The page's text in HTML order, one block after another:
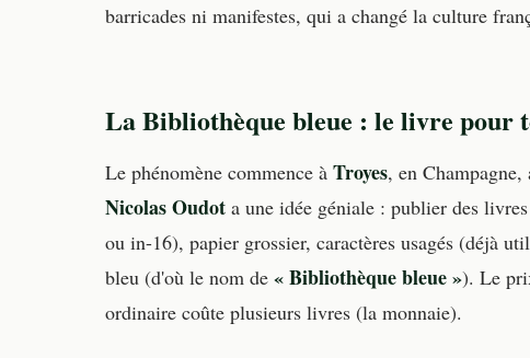
barricades ni manifestes, qui a changé la culture
La Bibliothèque bleue : le livre pour
Le phénomène commence à Troyes, en
Nicolas Oudot a une idée géniale : publier des livres
ou in-16), papier grossier, caractères usagés (déjà
bleu (d'où le nom de « Bibliothèque bleue »). Le
ordinaire coûte plusieurs livres (la monnaie).